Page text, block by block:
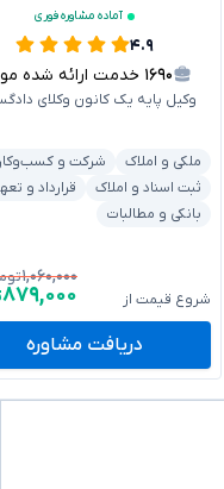
آماده مشاوره فوری
۴.۹
۱۶۹۰ خدمت ارائه شده موفق
وکیل پایه یک کانون وکلای
ملکی و املاک
شرکت و
ثبت اسناد و املاک
قرارداد و
بانکی و مطالبات
شروع قیمت از
۱,۰۶۰,۰۰۰
۸۷۹,۰۰۰
دریافت مشاوره